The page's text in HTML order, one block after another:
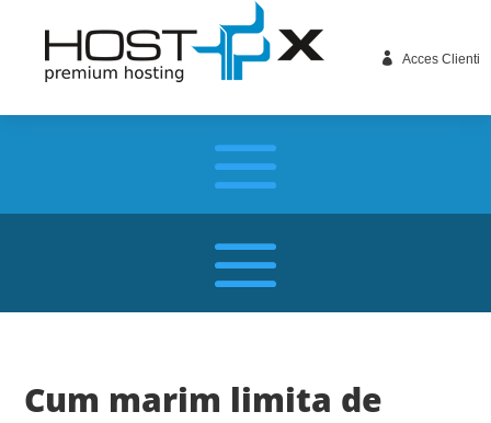
 Acces Clienti
Cum marim limita de